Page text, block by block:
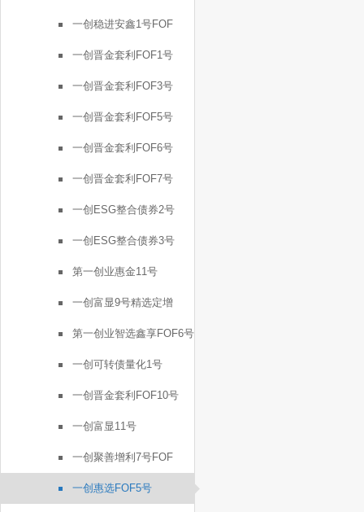
一创稳进安鑫1号FOF
一创晋金套利FOF1号
一创晋金套利FOF3号
一创晋金套利FOF5号
一创晋金套利FOF6号
一创晋金套利FOF7号
一创ESG整合债券2号
一创ESG整合债券3号
第一创业惠金11号
一创富显9号精选定增
第一创业智选鑫享FOF6号
一创可转债量化1号
一创晋金套利FOF10号
一创富显11号
一创聚善增利7号FOF
一创惠选FOF5号